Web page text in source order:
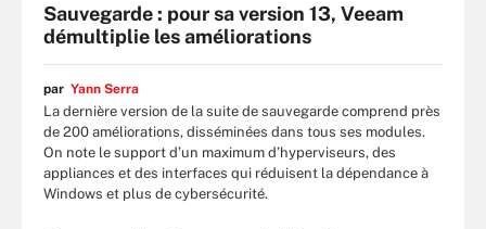
Sauvegarde : pour sa version 13, Veeam
démultiplie les améliorations
par Yann Serra
La dernière version de la suite de sauvegarde comprend près
de 200 améliorations, disséminées dans tous ses modules.
On note le support d’un maximum d’hyperviseurs, des
appliances et des interfaces qui réduisent la dépendance à
Windows et plus de cybersécurité.